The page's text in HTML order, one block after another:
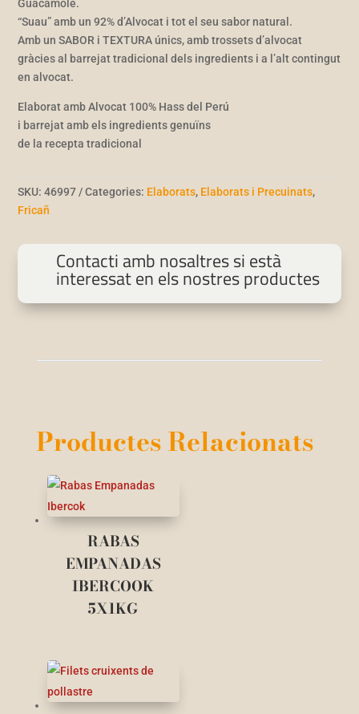
Guacamole.
“Suau” amb un 92% d’Alvocat i tot el seu sabor natural.
Amb un SABOR i TEXTURA únics, amb trossets d’alvocat
gràcies al barrejat tradicional dels ingredients i a l’alt contingut
en alvocat.
Elaborat amb Alvocat 100% Hass del Perú
i barrejat amb els ingredients genuïns
de la recepta tradicional
SKU:46997 Categories: Elaborats, Elaborats i Precuinats,
Fricañ
Contacti amb nosaltres si està
interessat en els nostres productes
Productes Relacionats
RABAS
EMPANADAS
IBERCOOK
5X1KG